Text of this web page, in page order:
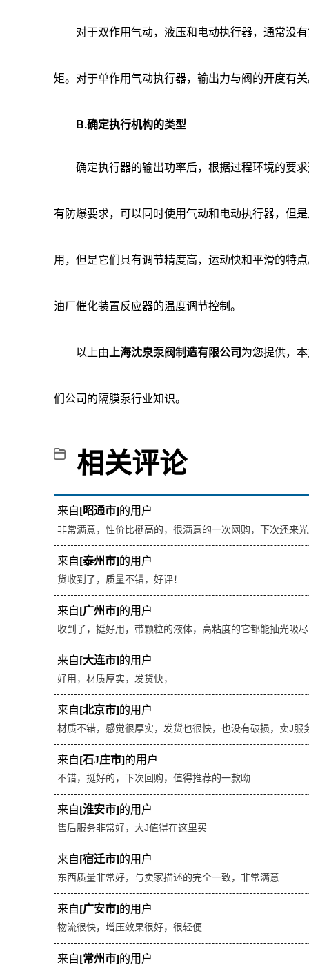
对于双作用气动，液压和电动执行器，通常没有
矩。对于单作用气动执行器，输出力与阀的开度有
B.确定执行机构的类型
确定执行器的输出功率后，根据过程环境的要求
有防爆要求，可以同时使用气动和电动执行器，但
用，但是它们具有调节精度高，运动快和平滑的特
油厂催化装置反应器的温度调节控制。
以上由 上海沈泉泵阀制造有限公司 为您提供，
们公司的隔膜泵行业知识。
相关评论
来自[昭通市]的用户
非常满意，性价比挺高的，很满意的一次网购，下次还来
来自[泰州市]的用户
货收到了，质量不错，好评！
来自[广州市]的用户
收到了，挺好用，带颗粒的液体，高粘度的它都能抽光吸
来自[大连市]的用户
好用，材质厚实，发货快，
来自[北京市]的用户
材质不错，感觉很厚实，发货也很快，也没有破损，卖J服
来自[石J庄市]的用户
不错，挺好的，下次回购，值得推荐的一款呦
来自[淮安市]的用户
售后服务非常好，大J值得在这里买
来自[宿迁市]的用户
东西质量非常好，与卖家描述的完全一致，非常满意
来自[广安市]的用户
物流很快，增压效果很好，很轻便
来自[常州市]的用户